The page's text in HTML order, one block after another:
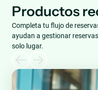
Productos
Completa tu flujo de
ayudan a gestionar
solo lugar.